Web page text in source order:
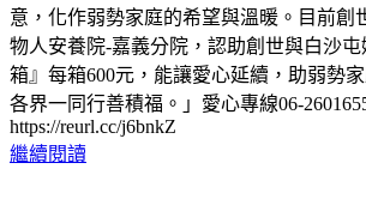
意，化作弱勢家庭的希望與溫暖。目前創
物人安養院-嘉義分院，認助創世與白沙
箱』每箱600元，能讓愛心延續，助弱勢
各界一同行善積福。」愛心專線06-
https://reurl.cc/j6bnkZ
繼續閱讀